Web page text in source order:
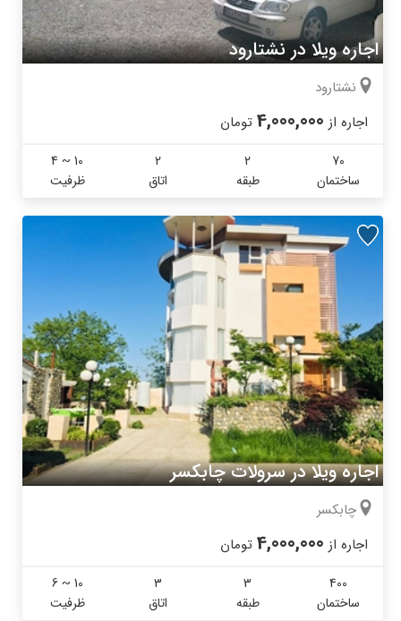
اجاره ویلا در نشتارود
نشتارود
اجاره از 4,000,000 تومان
70
ساختمان
2
طبقه
2
اتاق
4 ~ 10
ظرفیت
اجاره ویلا در سرولات چابکسر
چابکسر
اجاره از 4,000,000 تومان
400
ساختمان
3
طبقه
3
اتاق
6 ~ 10
ظرفیت